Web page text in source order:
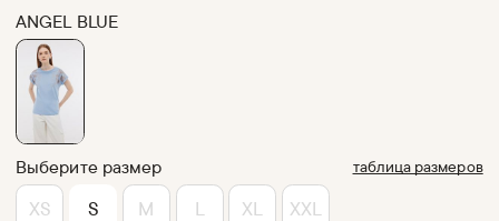
ANGEL BLUE
Выберите размер таблица размеров
XS S M L XL XXL